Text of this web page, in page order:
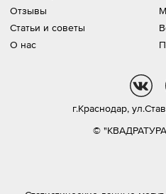
Отзывы
Статьи и советы
О нас
©
г.Краснодар, vk